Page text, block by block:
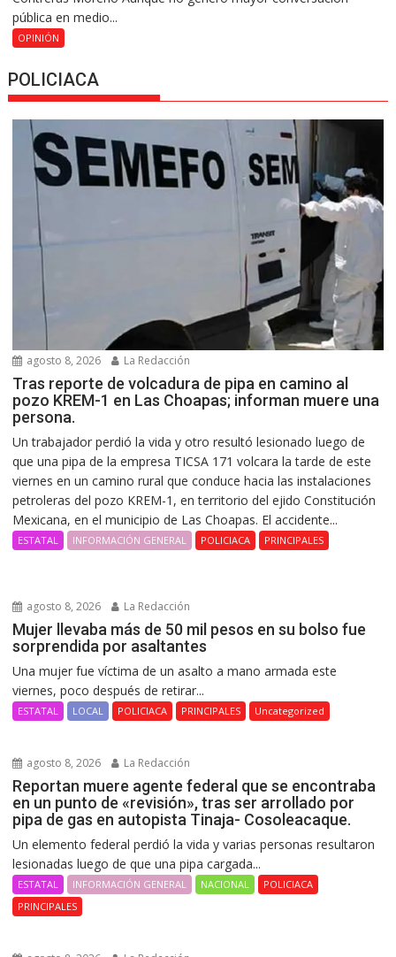
pública en medio...
OPINIÓN
POLICIACA
agosto 8, 2026 La Redacción
Tras reporte de volcadura de pipa en camino al
pozo KREM-1 en Las Choapas; informan muere una
persona.
Un trabajador perdió la vida y otro resultó lesionado luego de
que una pipa de la empresa TICSA 171 volcara la tarde de este
viernes en un camino rural que conduce hacia las instalaciones
petroleras del pozo KREM-1, en territorio del ejido Constitución
Mexicana, en el municipio de Las Choapas. El accidente...
ESTATAL INFORMACIÓN GENERAL POLICIACA PRINCIPALES
agosto 8, 2026 La Redacción
Mujer llevaba más de 50 mil pesos en su bolso fue
sorprendida por asaltantes
Una mujer fue víctima de un asalto a mano armada este
viernes, poco después de retirar...
ESTATAL LOCAL POLICIACA PRINCIPALES Uncategorized
agosto 8, 2026 La Redacción
Reportan muere agente federal que se encontraba
en un punto de «revisión», tras ser arrollado por
pipa de gas en autopista Tinaja- Cosoleacaque.
Un elemento federal perdió la vida y varias personas resultaron
lesionadas luego de que una pipa cargada...
ESTATAL INFORMACIÓN GENERAL NACIONAL
POLICIACA
PRINCIPALES